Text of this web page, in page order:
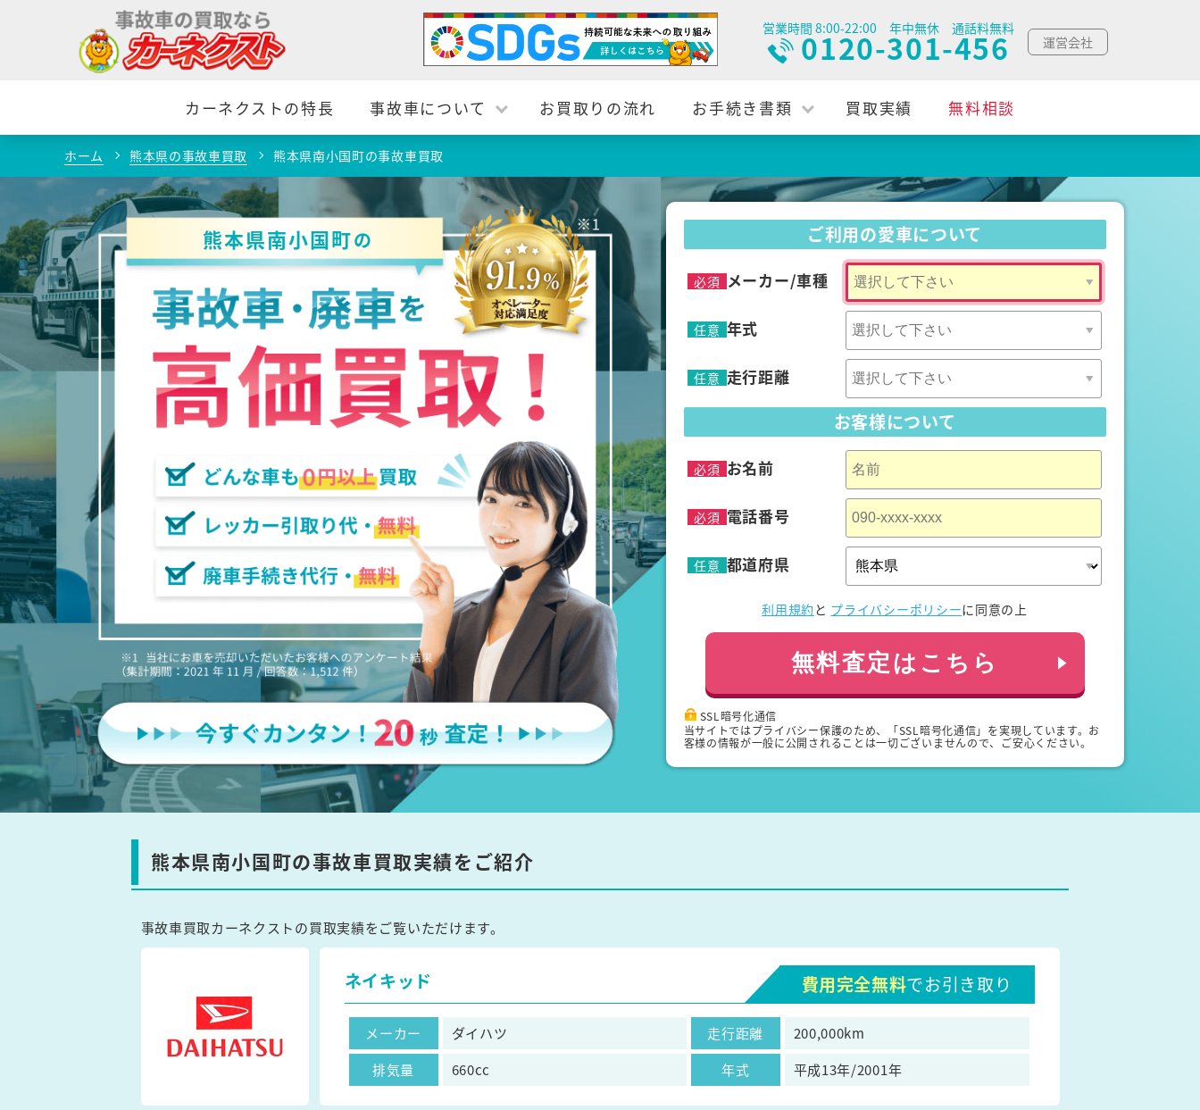
営業時間 8:00-22:00 年中無休 通話料無料
0120-301-456 運営会社
カーネクストの特長 事故車について お買取りの流れ お手続き書類 買取実績 無料相談
ホーム 熊本県の事故車買取 熊本県南小国町の事故車買取
熊本県南小国町の ご利用の愛車について
必須 メーカー/車種
任意 年式
任意 走行距離
お客様について
必須 お名前
必須 電話番号
任意 都道府県
利用規約 と プライバシーポリシーに同意の上
無料査定はこちら
SSL暗号化通信
当サイトではプライバシー保護のため、「SSL暗号化通信」を実現しています。お
客様の情報が一般に公開されることは一切ございませんので、ご安心ください。
熊本県南小国町の事故車買取実績をご紹介
事故車買取カーネクストの買取実績をご覧いただけます。
ネイキッド 費用完全無料でお引き取り
メーカー ダイハツ 走行距離
200,000km
排気量
660cc 年式 平成13年/2001年